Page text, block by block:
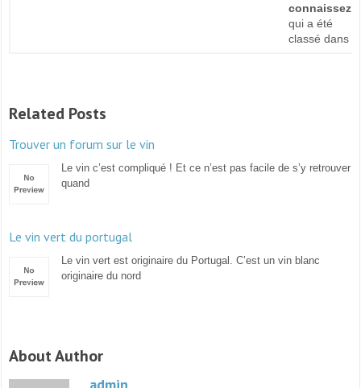
connaissez
qui a été
classé dans
Related Posts
Trouver un forum sur le vin
Le vin c’est compliqué ! Et ce n’est pas facile de s’y retrouver
quand
Le vin vert du portugal
Le vin vert est originaire du Portugal. C’est un vin blanc
originaire du nord
About Author